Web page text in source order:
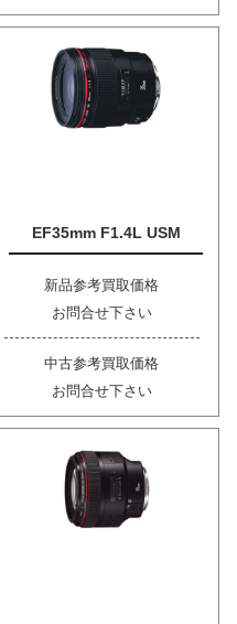
EF35mm F1.4L USM
新品参考買取価格
お問合せ下さい
中古参考買取価格
お問合せ下さい